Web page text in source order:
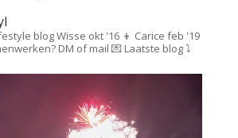
blogWisse okt '16 👦 Carice feb '19
DM of mail 💌Laatste blog ⤵️